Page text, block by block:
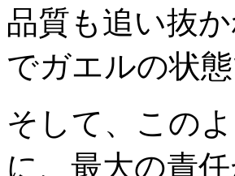
品質も追い抜
でガエルの状態
そして、この
に、最大の責